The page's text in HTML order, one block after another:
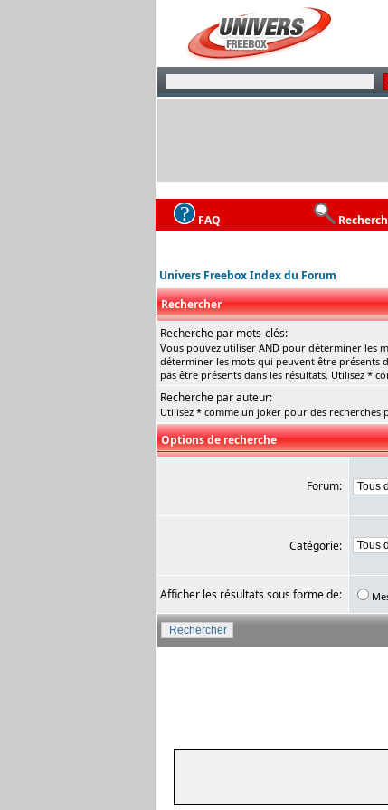
FAQ
Univers Freebox Index du Forum
Rechercher
Recherche par mots-clés:
Vous pouvez utiliser AND pour déterminer les
déterminer les mots qui peuvent être présents
pas être présents dans les résultats. Utilisez *
Recherche par auteur:
Utilisez * comme un joker pour des recherches
Options de recherche
Forum:
Catégorie:
Afficher les résultats sous forme de: